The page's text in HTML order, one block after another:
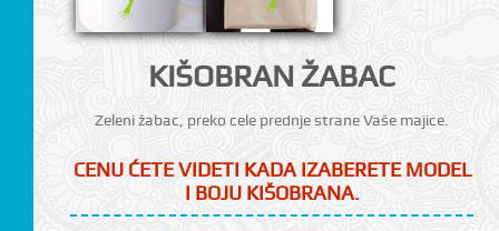
KIŠOBRAN ŽABAC
Zeleni žabac, preko cele prednje strane Vaše majice.
CENU ĆETE VIDETI KADA IZABERETE MODEL
I BOJU KIŠOBRANA.